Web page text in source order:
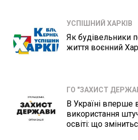
УСПІШНИЙ ХАРКІВ
Як будівельники
життя воєнний
ГО "ЗАХИСТ
В Україні вперше
використання
освіті: що